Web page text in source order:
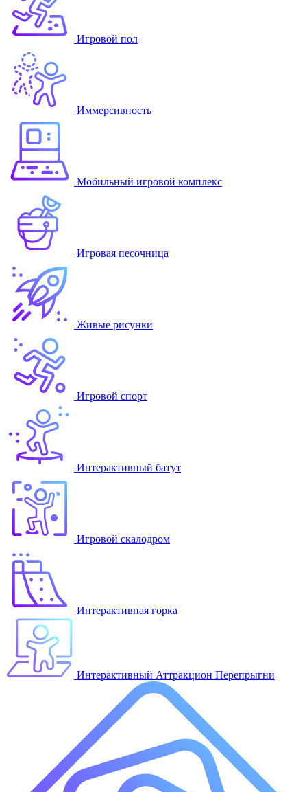
Игровой пол
Иммерсивность
Мобильный игровой комплекс
Игровая песочница
Живые рисунки
Игровой спорт
Интерактивный батут
Игровой скалодром
Интерактивная горка
Интерактивный Аттракцион Перепрыгни